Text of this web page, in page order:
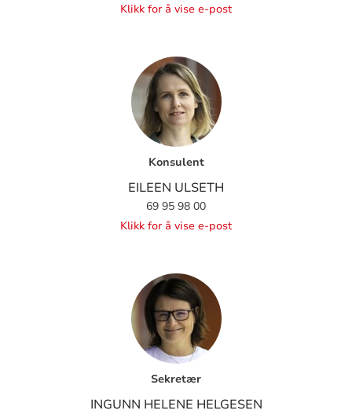
Klikk for å vise e-post
Konsulent
EILEEN ULSETH
69 95 98 00
Klikk for å vise e-post
Sekretær
INGUNN HELENE HELGESEN